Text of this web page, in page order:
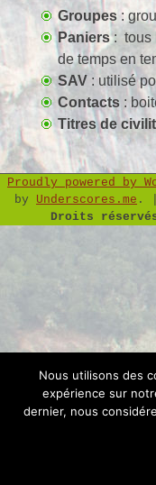
Groupes :
Paniers: tous
de temps en
SAV : utilisé
Contacts :
Titres de
Proudly powered by
by Underscores.me .
Droits
Nous utilisons des
expérience sur
dernier, nous